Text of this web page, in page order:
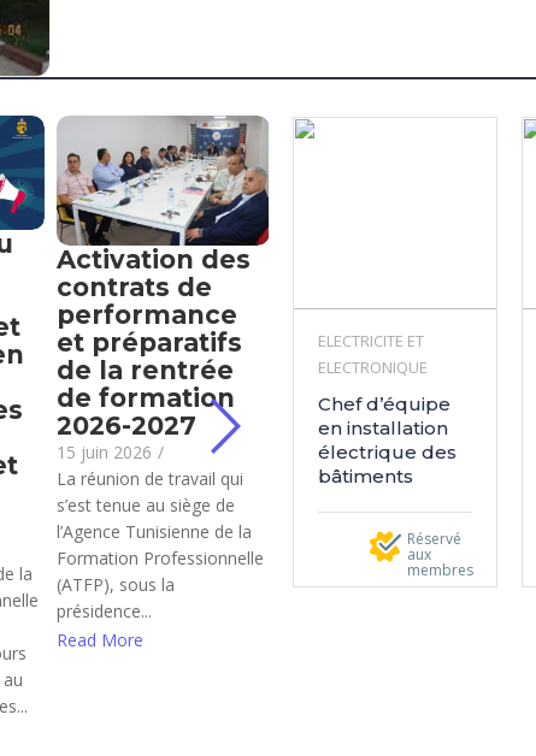
la
Activation des
contrats de
performance
et préparatifs
de la rentrée
de formation
2026-2027
15 juin 2026 /
La réunion de travail qui
s’est tenue au siège de
l’Agence Tunisienne de la
Formation Professionnelle
(ATFP), sous la
présidence...
Read More
ELECTRICITE ET
ELECTRONIQUE
Chef d’équipe
en installation
électrique des
bâtiments
Réservé
aux
membres